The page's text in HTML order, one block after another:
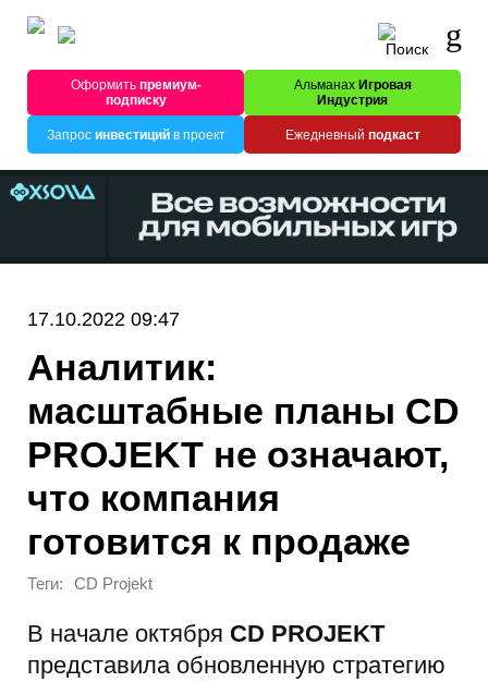
Оформитьпремиум-
подписку
Альманах Игровая
Индустрия
Запрос инвестицийв проект Ежедневный подкаст
17.10.2022 09:47
Аналитик:
масштабные планы CD
PROJEKT не означают,
что компания
готовится к продаже
Теги: CD Projekt
В начале октября CD PROJEKT
представила обновленную стратегию